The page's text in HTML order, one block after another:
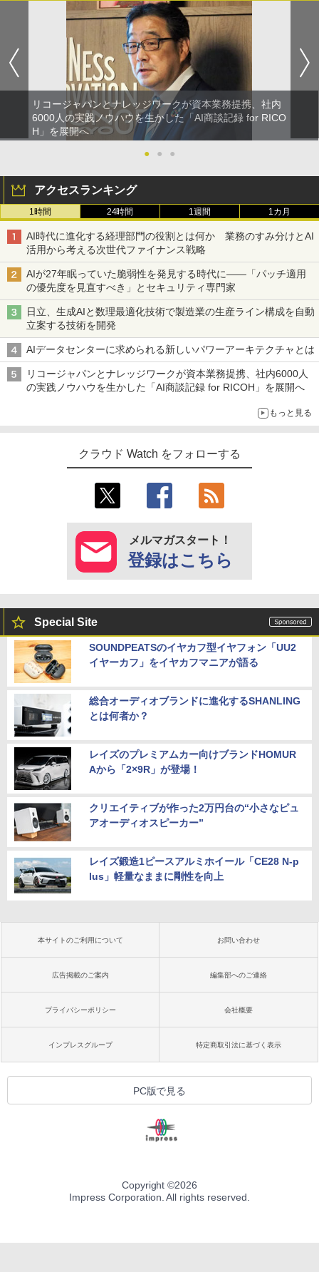
リコージャパンとナレッジワークが資本業務提携、社内
6000人の実践ノウハウを生かした「AI商談記録 for RICO
H」を展開へ
●
● ●
アクセスランキング
1時間 24時間 1週間 1カ月
AI時代に進化する経理部門の役割とは何か 業務のすみ分けとAI
活用から考える次世代ファイナンス戦略
AIが27年眠っていた脆弱性を発見する時代に――「パッチ適用
の優先度を見直すべき」とセキュリティ専門家
日立、生成AIと数理最適化技術で製造業の生産ライン構成を自動
立案する技術を開発
AIデータセンターに求められる新しいパワーアーキテクチャとは
リコージャパンとナレッジワークが資本業務提携、社内6000人
の実践ノウハウを生かした「AI商談記録 for RICOH」を展開へ
もっと見る
クラウド Watch をフォローする
メルマガスタート！
登録はこちら
Special Site
SOUNDPEATSのイヤカフ型イヤフォン「UU2
イヤーカフ」をイヤカフマニアが語る
総合オーディオブランドに進化するSHANLING
とは何者か？
レイズのプレミアムカー向けブランドHOMUR
Aから「2×9R」が登場！
クリエイティブが作った2万円台の“小さなピュ
アオーディオスピーカー”
レイズ鍛造1ピースアルミホイール「CE28 N-p
lus」軽量なままに剛性を向上
本サイトのご利用について お問い合わせ
広告掲載のご案内 編集部へのご連絡
プライバシーポリシー 会社概要
インプレスグループ 特定商取引法に基づく表示
PC版で見る
Copyright ©2026
Impress Corporation. All rights reserved.